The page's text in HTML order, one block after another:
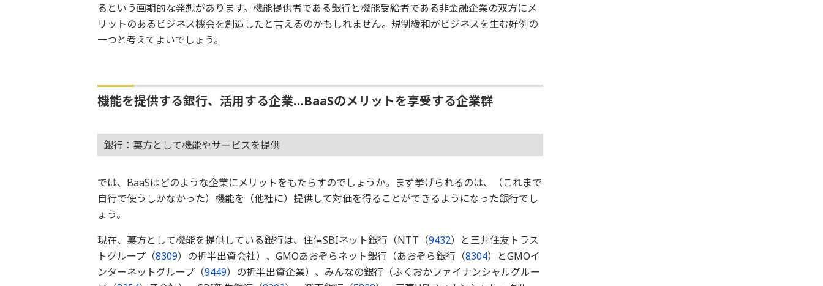
るという画期的な発想があります。機能提供者である銀行と機能受給者である非金融企業の双方にメ
リットのあるビジネス機会を創造したと言えるのかもしれません。規制緩和がビジネスを生む好例の
一つと考えてよいでしょう。
機能を提供する銀行、活用する企業…BaaSのメリットを享受する企業群
銀行：裏方として機能やサービスを提供
では、BaaSはどのような企業にメリットをもたらすのでしょうか。まず挙げられるのは、（これまで
自行で使うしかなかった）機能を（他社に）提供して対価を得ることができるようになった銀行でし
ょう。
現在、裏方として機能を提供している銀行は、住信SBIネット銀行（NTT（9432）と三井住友トラス
トグループ（8309）の折半出資会社）、GMOあおぞらネット銀行（あおぞら銀行（8304）とGMOイ
ンターネットグループ（9449）の折半出資企業）、みんなの銀行（ふくおかファイナンシャルグルー